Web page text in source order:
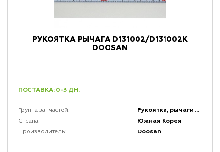
РУКОЯТКА РЫЧАГА D131002/D131002K
DOOSAN
ПОСТАВКА: 0-3 ДН.
Группа запчастей: Рукоятки, рычаги и набалдашники
Страна: Южная Корея
Производитель: Doosan